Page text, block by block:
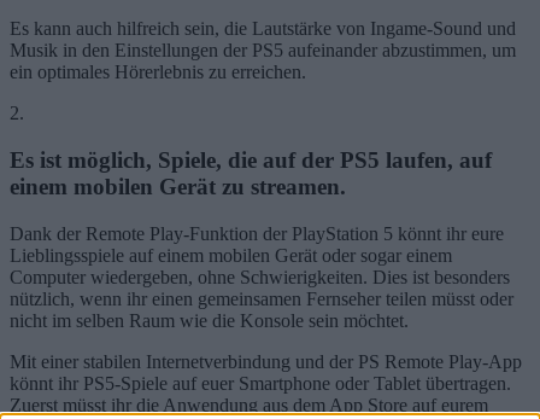
Es kann auch hilfreich sein, die Lautstärke von Ingame-Sound und
Musik in den Einstellungen der PS5 aufeinander abzustimmen, um
ein optimales Hörerlebnis zu erreichen.
2.
Es ist möglich, Spiele, die auf der PS5 laufen, auf
einem mobilen Gerät zu streamen.
Dank der Remote Play-Funktion der PlayStation 5 könnt ihr eure
Lieblingsspiele auf einem mobilen Gerät oder sogar einem
Computer wiedergeben, ohne Schwierigkeiten. Dies ist besonders
nützlich, wenn ihr einen gemeinsamen Fernseher teilen müsst oder
nicht im selben Raum wie die Konsole sein möchtet.
Mit einer stabilen Internetverbindung und der PS Remote Play-App
könnt ihr PS5-Spiele auf euer Smartphone oder Tablet übertragen.
Zuerst müsst ihr die Anwendung aus dem App Store auf eurem